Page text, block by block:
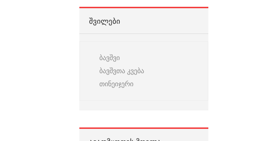
ᲨᲕᲘᲚᲔᲑᲘ
ბავშვი
ბავშვთა კვება
თინეიჯერი